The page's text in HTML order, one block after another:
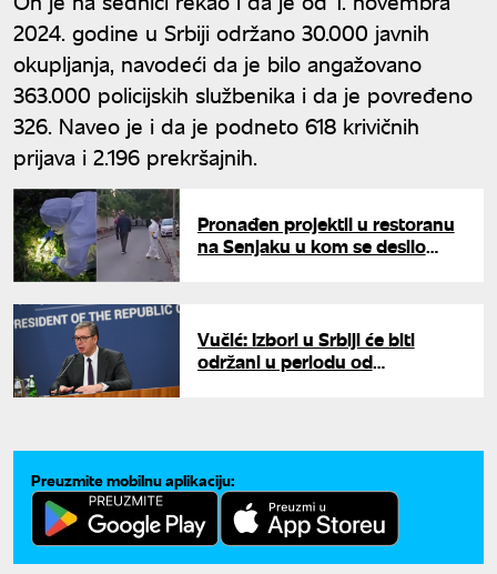
2024. godine u Srbiji održano 30.000 javnih
okupljanja, navodeći da je bilo angažovano
363.000 policijskih službenika i da je povređeno
326. Naveo je i da je podneto 618 krivičnih
prijava i 2.196 prekršajnih.
Pronađen projektil u restoranu
na Senjaku u kom se desilo
Vučić: Izbori u Srbiji će biti
održani u periodu od
Preuzmite mobilnu aplikaciju: